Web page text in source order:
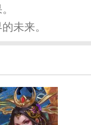
未来。